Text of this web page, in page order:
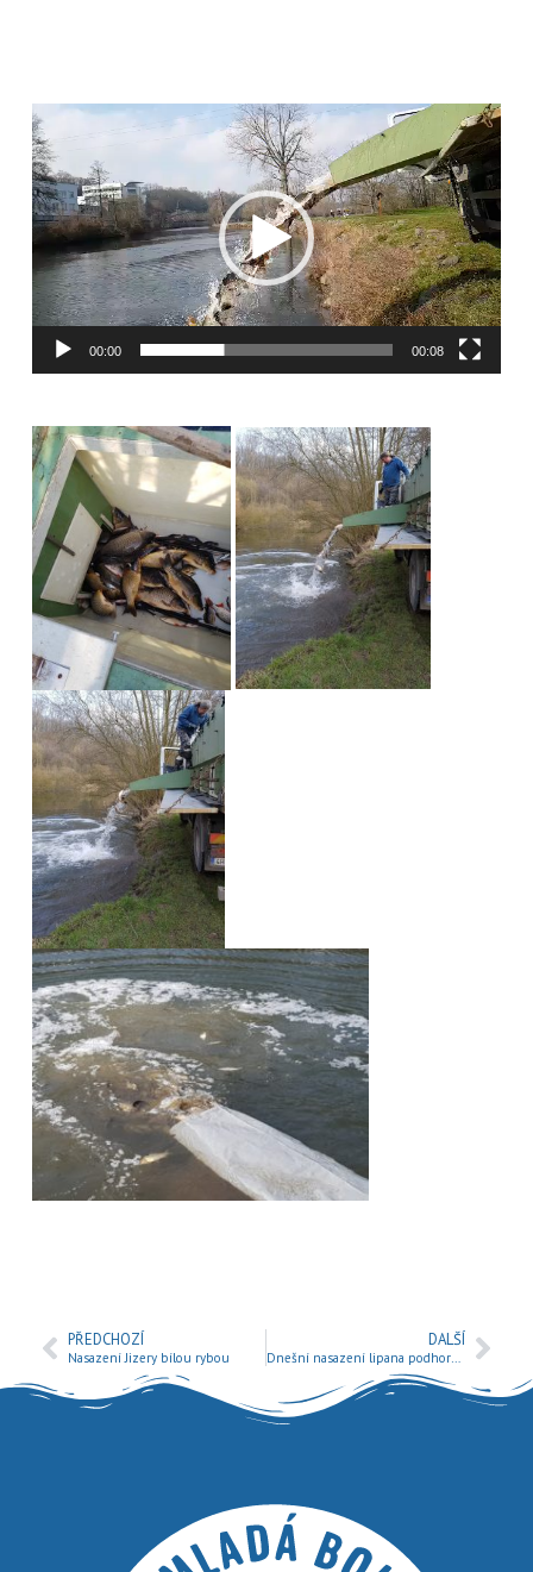
Video
přehrávač
00:00 00:08
PŘEDCHOZÍ
Nasazení Jizery bílou rybou
DALŠÍ
Dnešní nasazení lipana podhorního no řeky Jizery